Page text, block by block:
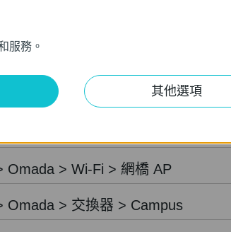
Festa > 交換器
Omada > Wi-Fi > 戶外型 AP
Omada > Wi-Fi > 網橋 AP
Omada > 交換器 > Campus
服務。
其他選項